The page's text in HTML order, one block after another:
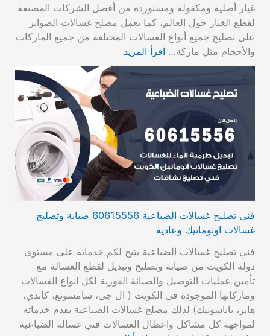
غيار أصلية ومكفولة ومستوردة من أفضل الشركات المصنعة
لقطع الغيار حول العالم، كما يعمل مصلح غسالات الصوابر
على تصليح جميع أنواع الغسالات المختلفة من جميع الماركات
والأحجام مثل ماركة… اقرأ المزيد
فني تصليح غسالات الضباعية 60615556 صيانة وتصليح
غسالات اوتوماتيك وعادية
فني تصليح غسالات الضباعية يتيح لكم خدماته على مستوى
دولة الكويت من صيانة وتصليح وتبديل لقطع الغسالة مع
تأمين عمليات التوصيل والصيانة الفورية لكل انواع الغسالات
وماركاتها الموجودة في الكويت ( ال جي، سامسونغ، كاندي،
هاير، باناسونيك) لذلك مصلح غسالات الضباعية يقدم خدماته
لمواجهة كل مشاكل واعطال الغسالات فني غسالة الضباعية